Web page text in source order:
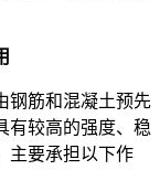
筋和混凝土预先
有较高的强度、稳
主要承担以下作